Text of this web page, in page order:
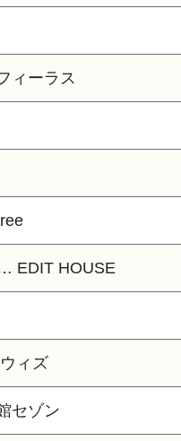
ィーラス
EDIT HOUSE
ィズ
セゾン